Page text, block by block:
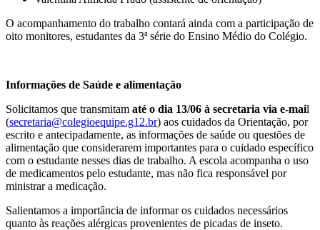
O acompanhamento do trabalho contará ainda com a participação de
oito monitores, estudantes da 3ª série do Ensino Médio do Colégio.
Informações de Saúde e alimentação
Solicitamos que transmitam até o dia 13/06 à secretaria via e-mail
(secretaria@colegioequipe.g12.br) aos cuidados da Orientação, por
escrito e antecipadamente, as informações de saúde ou questões de
alimentação que considerarem importantes para o cuidado específico
com o estudante nesses dias de trabalho. A escola acompanha o uso
de medicamentos pelo estudante, mas não fica responsável por
ministrar a medicação.
Salientamos a importância de informar os cuidados necessários
quanto às reações alérgicas provenientes de picadas de inseto.